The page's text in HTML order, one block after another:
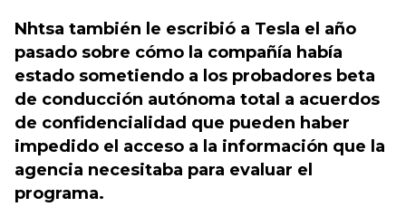
Nhtsa también le escribió a Tesla el año
pasado sobre cómo la compañía había
estado sometiendo a los probadores beta
de conducción autónoma total a acuerdos
de confidencialidad que pueden haber
impedido el acceso a la información que la
agencia necesitaba para evaluar el
programa.